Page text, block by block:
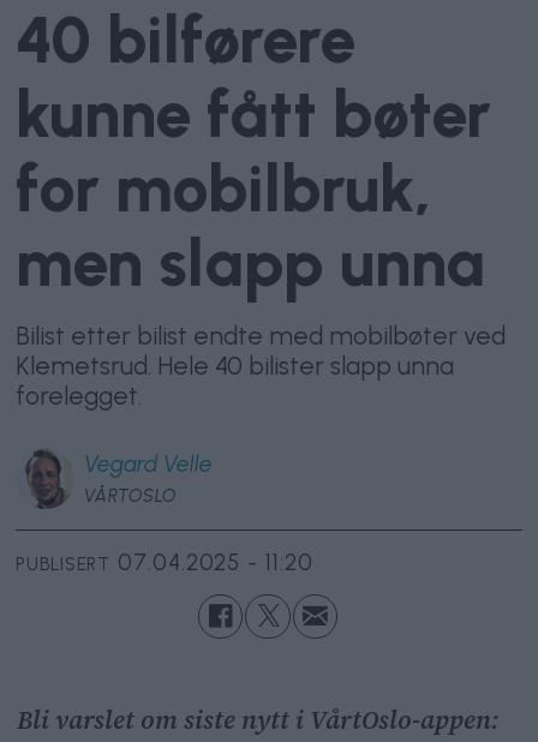
40 bilførere
kunne fått bøter
for mobilbruk,
men slapp unna
Bilist etter bilist endte med mobilbøter ved
Klemetsrud. Hele 40 bilister slapp unna
forelegget.
Vegard Velle
VÅRTOSLO
PUBLISERT 07.04.2025 - 11:20
Bli varslet om siste nytt i VårtOslo-appen: